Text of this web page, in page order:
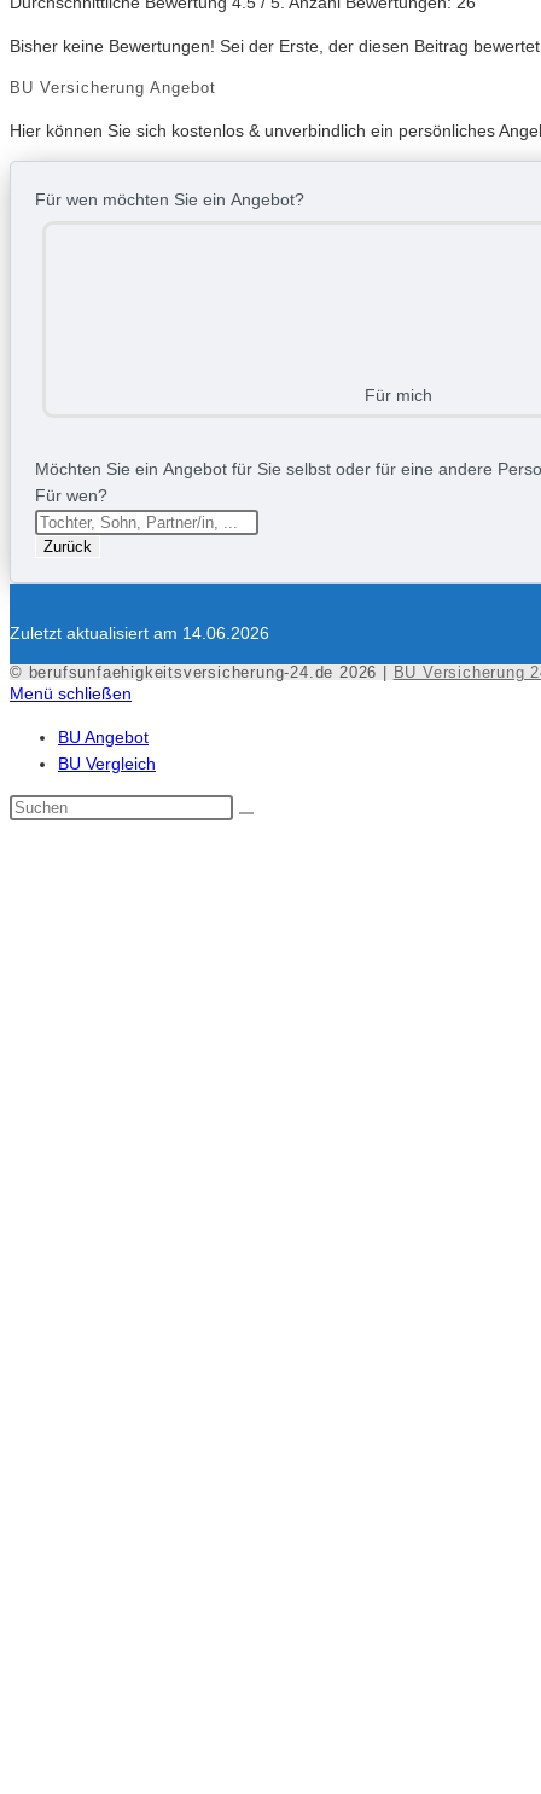
Bisher keine Bewertungen! Sei der Erste, der diesen Beitrag
BU Versicherung Angebot
Hier können Sie sich kostenlos & unverbindlich ein persönliches
Für wen möchten Sie ein Angebot?
Für mich
Möchten Sie ein Angebot für Sie selbst oder für eine andere
Für wen?
Zurück
Zuletzt aktualisiert am 14.06.2026
© berufsunfaehigkeitsversicherung-24.de 2026 | BU Versicherung
Menü schließen
BU Angebot
BU Vergleich
Diese